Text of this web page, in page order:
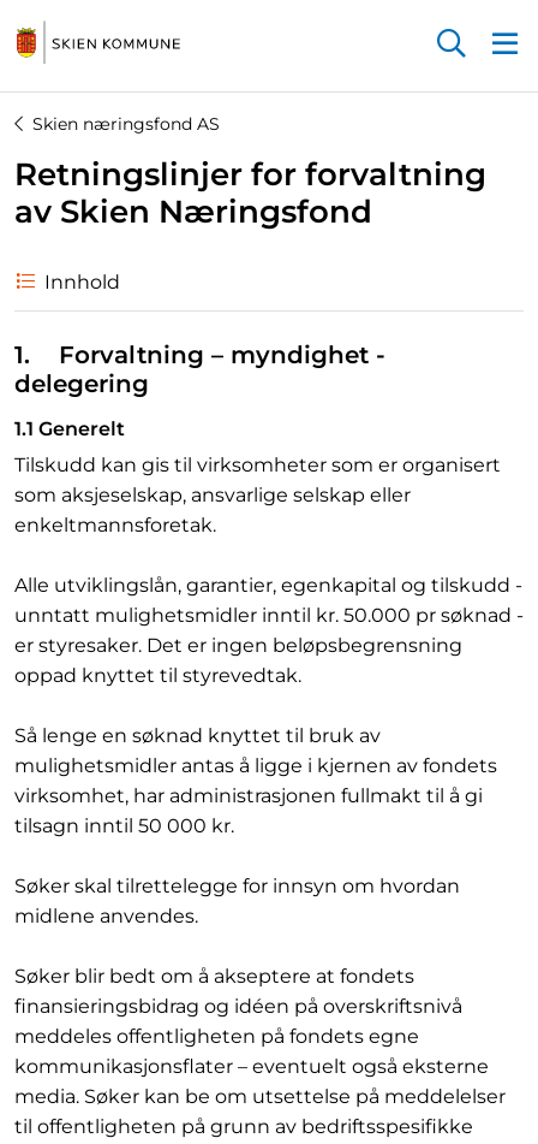
Skien næringsfond AS
Retningslinjer for forvaltning
av Skien Næringsfond
Innhold
1. Forvaltning – myndighet -
delegering
1.1 Generelt
Tilskudd kan gis til virksomheter som er organisert
som aksjeselskap, ansvarlige selskap eller
enkeltmannsforetak.
Alle utviklingslån, garantier, egenkapital og tilskudd -
unntatt mulighetsmidler inntil kr. 50.000 pr søknad -
er styresaker. Det er ingen beløpsbegrensning
oppad knyttet til styrevedtak.
Så lenge en søknad knyttet til bruk av
mulighetsmidler antas å ligge i kjernen av fondets
virksomhet, har administrasjonen fullmakt til å gi
tilsagn inntil 50 000 kr.
Søker skal tilrettelegge for innsyn om hvordan
midlene anvendes.
Søker blir bedt om å akseptere at fondets
finansieringsbidrag og idéen på overskriftsnivå
meddeles offentligheten på fondets egne
kommunikasjonsflater – eventuelt også eksterne
media. Søker kan be om utsettelse på meddelelser
til offentligheten på grunn av bedriftsspesifikke